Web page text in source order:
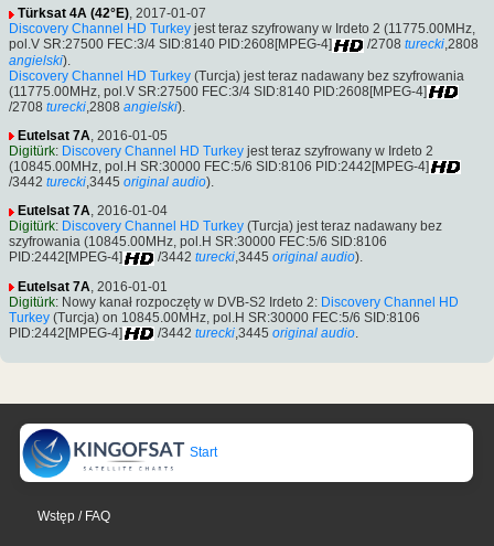
Türksat 4A (42°E), 2017-01-07
Discovery Channel HD Turkey jest teraz szyfrowany w Irdeto 2 (11775.00MHz,
pol.V SR:27500 FEC:3/4 SID:8140 PID:2608[MPEG-4]
/2708 turecki,2808
angielski).
Discovery Channel HD Turkey (Turcja) jest teraz nadawany bez szyfrowania
(11775.00MHz, pol.V SR:27500 FEC:3/4 SID:8140 PID:2608[MPEG-4]
/2708 turecki,2808 angielski).
Eutelsat 7A, 2016-01-05
Digitürk: Discovery Channel HD Turkey jest teraz szyfrowany w Irdeto 2
(10845.00MHz, pol.H SR:30000 FEC:5/6 SID:8106 PID:2442[MPEG-4]
/3442 turecki,3445 original audio).
Eutelsat 7A, 2016-01-04
Digitürk: Discovery Channel HD Turkey (Turcja) jest teraz nadawany bez
szyfrowania (10845.00MHz, pol.H SR:30000 FEC:5/6 SID:8106
PID:2442[MPEG-4]
/3442 turecki,3445 original audio).
Eutelsat 7A , 2016-01-01
Digitürk: Nowy kanał rozpoczęty w DVB-S2 Irdeto 2: Discovery Channel HD
Turkey (Turcja) on 10845.00MHz, pol.H SR:30000 FEC:5/6 SID:8106
PID:2442[MPEG-4]
/3442 turecki ,3445 original audio
Start
Wstęp / FAQ